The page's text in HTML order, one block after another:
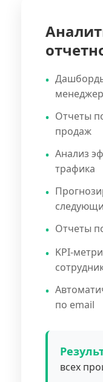
Отчеты
продаж
Анализ
трафика
Отчеты
KPI-
по email
всех